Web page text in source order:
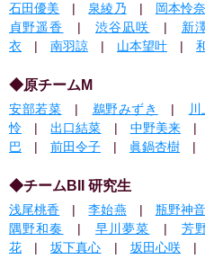
石田優美 | 泉綾乃 | 岡本怜奈
貞野遥香 | 渋谷凪咲 | 新
衣 | 南羽諒 | 山本望叶 |
◆原チームM
安部若菜 | 鵜野みずき |
怜 |出口結菜 | 中野美来|
巴 | 前田令子 | 眞鍋杏樹 |
◆チームBII 研究生
浅尾桃香 |李始燕 | 瓶野神音
隅野和奏
| 早川夢菜 | 芳
花 |坂下真心 | 坂田心咲